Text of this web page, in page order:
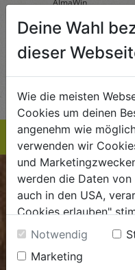
STK
€
€ 5,99 /
BIOKISTE
Kundenservice
Mo - Do: 8.00 - 16.00 Uhr
Fr: 8.00 - 15.00 Uhr
Deine Wahl
dieser
Wie die meisten
Cookies um deinen
angenehm wie
verwenden wir
und
werden die Daten
auch in den USA,
Cookies erlauben"
Cookies zu. Unter
Infos zu den
auch entscheiden,
Notwendig
Marketing